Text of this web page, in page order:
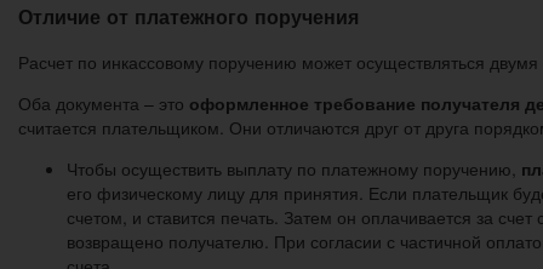
Отличие от платежного поручения
Расчет по инкассовому поручению может осуществляться
Оба документа – это оформленное требование получателя
считается плательщиком. Они отличаются друг от друга
Чтобы осуществить выплату по платежному поручению,
его физическому лицу для принятия. Если плательщик
счетом, и ставится печать. Затем он оплачивается за
возвращено получателю. При согласии с частичной